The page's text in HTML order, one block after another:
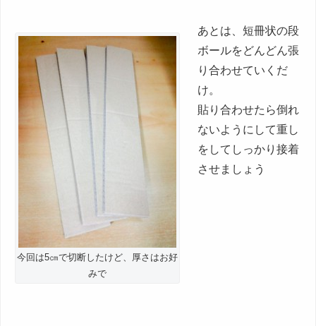
今回は5㎝で切断したけど、厚さはお好
みで
あとは、短冊状の段
ボールをどんどん張
り合わせていくだ
け。
貼り合わせたら倒れ
ないようにして重し
をしてしっかり接着
させましょう